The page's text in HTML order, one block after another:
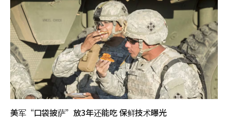
美军“口袋披萨”放3年还能吃 保鲜技术曝光